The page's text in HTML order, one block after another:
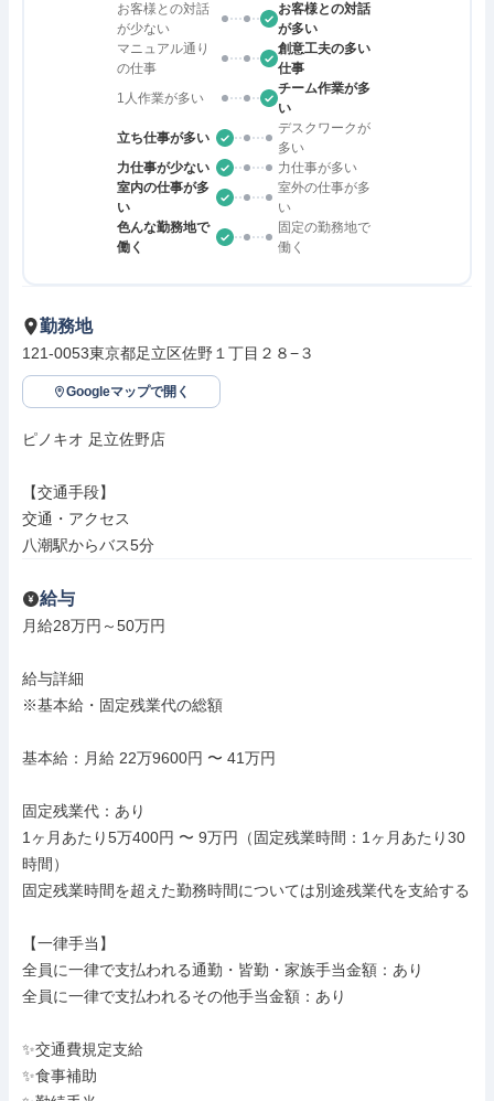
お客様との対話
が少ない
お客様との対話
が多い
マニュアル通り
の仕事
創意工夫の多い
仕事
1人作業が多い
チーム作業が多
い
立ち仕事が多い
デスクワークが
多い
力仕事が少ない
力仕事が多い
室内の仕事が多
い
室外の仕事が多
い
色んな勤務地で
働く
固定の勤務地で
働く
勤務地
121-0053東京都足立区佐野１丁目２８−３
Googleマップで開く
ピノキオ 足立佐野店
【交通手段】
交通・アクセス
八潮駅からバス5分
給与
月給28万円～50万円
給与詳細
※基本給・固定残業代の総額
基本給：月給 22万9600円 〜 41万円
固定残業代：あり
1ヶ月あたり5万400円 〜 9万円（固定残業時間：1ヶ月あたり30
時間）
固定残業時間を超えた勤務時間については別途残業代を支給する
【一律手当】
全員に一律で支払われる通勤・皆勤・家族手当金額：あり
全員に一律で支払われるその他手当金額：あり
✨交通費規定支給
✨食事補助